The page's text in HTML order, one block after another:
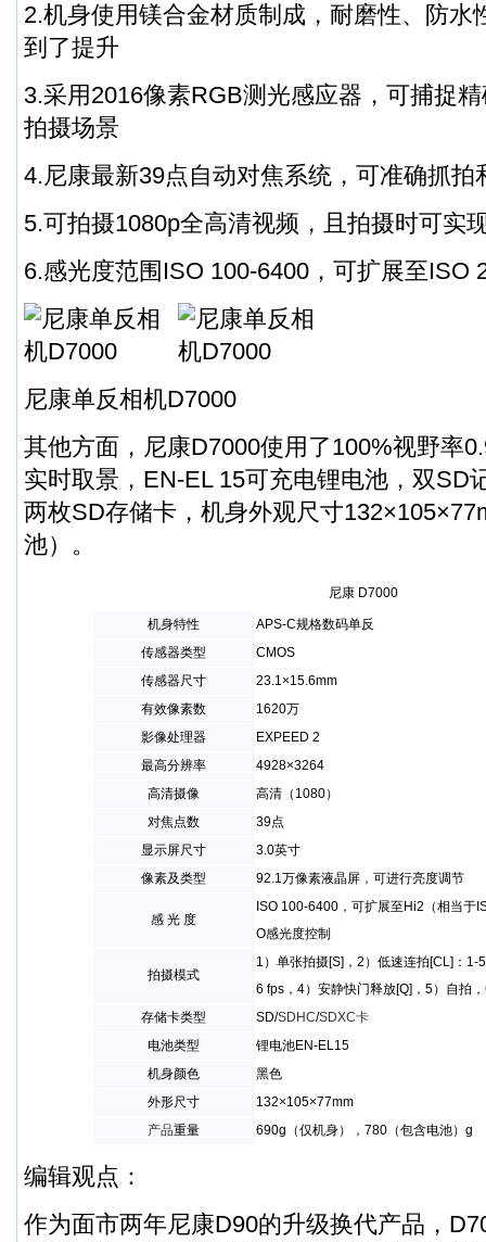
2.机身使用镁合金材质制成，耐磨性、防水
到了提升
3.采用2016像素RGB测光感应器，可捕捉
拍摄场景
4.尼康最新39点自动对焦系统，可准确抓拍
5.可拍摄1080p全高清视频，且拍摄时可实
6.感光度范围ISO 100-6400，可扩展至ISO
尼康单反相机D7000
其他方面，尼康D7000使用了100%视野率
实时取景，EN-EL 15可充电锂电池，双SD
两枚SD存储卡，机身外观尺寸
池）。
尼康 D7000
机身特性
APS-C规格数码单反
传感器类型
CMOS
传感器尺寸
23.1×15.6mm
有效像素数
1620万
影像处理器
EXPEED 2
最高分辨率
4928×3264
高清摄像
高清（1080）
对焦点数
39点
显示屏尺寸
3.0英寸
像素及类型
92.1万像素液晶屏，可进行亮度调节
感 光 度
ISO 100-6400，可扩展至Hi2（相当于
O感光度控制
拍摄模式
1）单张拍摄[S]，2）低速连拍[CL]：1-
6 fps，4）安静快门释放[Q]，5）自拍
存储卡类型
SD/SDHC/SDXC卡
电池类型
锂电池EN-EL15
机身颜色
黑色
外形尺寸
132×105×77mm
产品重量 690g（仅机身），780（包含电池）g
编辑观点：
作为面市两年尼康D90的升级换代产品，